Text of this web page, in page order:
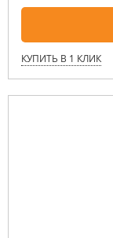
КУПИТЬ В 1 КЛИК